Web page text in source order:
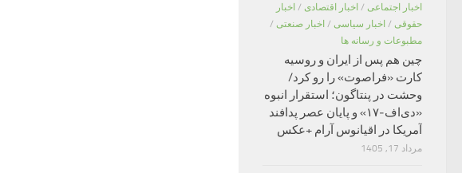
اخبار اجتماعی / اخبار اقتصادی / اخبار
حقوقی / اخبار سیاسی / اخبار صنعتی /
مطبوعات و رسانه ها
چین هم پس از ایران و روسیه
کارت «فراصوت» را رو کرد/
وحشت در پنتاگون؛ استقرار انبوه
«دی‌اف‑۱۷» و پایان عصر پدافند
آمریکا در اقیانوس آرام +عکس
مرداد 17, 1405